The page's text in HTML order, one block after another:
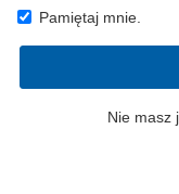
Pamiętaj mnie.
Nie masz